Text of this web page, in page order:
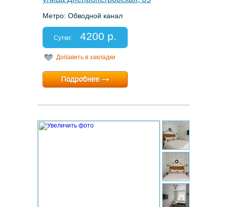
Метро: Обводной канал
Спальных мест: 2+2
Отчетные документы: есть
Сутки: 4200 р.
Добавить в закладки
Минимальный срок:2 суток
Расчетный час:12:00